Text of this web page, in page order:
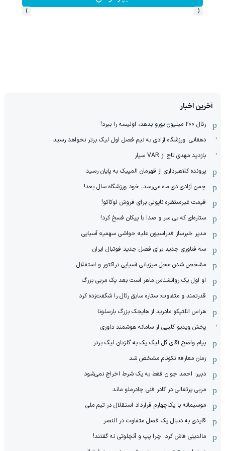
‹
›
آخرین اخبار
رئال ۲۰۰ میلیون یورو بدهد، اولیسه را ببرد!
دهقانی: ورزشگاه آزادی به نیم فصل اول لیگ برتر نخواهد رسید
بازدید مهدی تاج از VAR سیار
پرونده کلاهبرداری از قهرمان المپیک به پایان رسید
چمن آزادی دی ماه می‌رسد، خود ورزشگاه سال بعد!
قیمت غیرمنتظره ناپولی برای فروش لوکاکو!
ستاره‌ای که بی سر و صدا با پیکان فسخ کرد!
مدیر خبرساز فدراسیون علیه حواشی سهمیه آسیایی
سه فناوری جدید برای فصل جدید فوتبال ایران
مشخص شدن محل میزبانی آسیایی تراکتور و استقلال
او اول یک روانشناس ماهر است بعد یک مربی بزرگ
قدرتمند و متفاوت: ستاره سابق رئال را شگفت‌زده کرد
هراس اتلتیکو مادرید از هایجک بزرگ بارسلونا
پخش ویدیو کلیپی از سامانه هوشمند داوری
پیام واضح آقای گل لیگ یک به گلزنان لیگ برتر
زمان معارفه نکونام مشخص شد
دبیر: احمد جوان فقط به یک شرط اخراج نمی‌شود
مربی پرتغالی در کادر فنی چادرملو ماند
موسیمانه با یک‌چهارم قرارداد استقلال در تیم ملی
قایدی به دنبال یک فصل متفاوت در النصر
مالدینی فاش کرد: چرا پپ و آنچلوتی نه گفتند!